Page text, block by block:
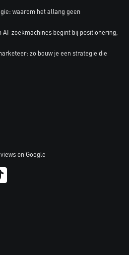
waarom het allang geen
zoekmachines begint bij positionering,
zo bouw je een strategie die
on Google